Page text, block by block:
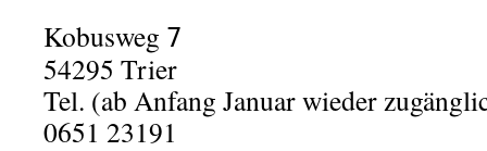
Kobusweg 7
54295 Trier
Tel. (ab Anfang Januar wieder
0651 23191